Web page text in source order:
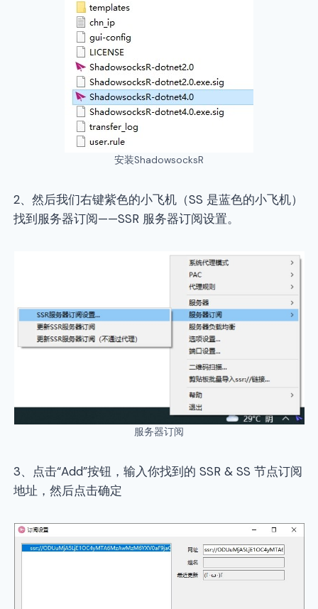
安装ShadowsocksR
2、然后我们右键紫色的小飞机（SS 是蓝色的小飞机）
找到服务器订阅——SSR 服务器订阅设置。
服务器订阅
3、点击“Add”按钮，输入你找到的 SSR & SS 节点订阅
地址，然后点击确定